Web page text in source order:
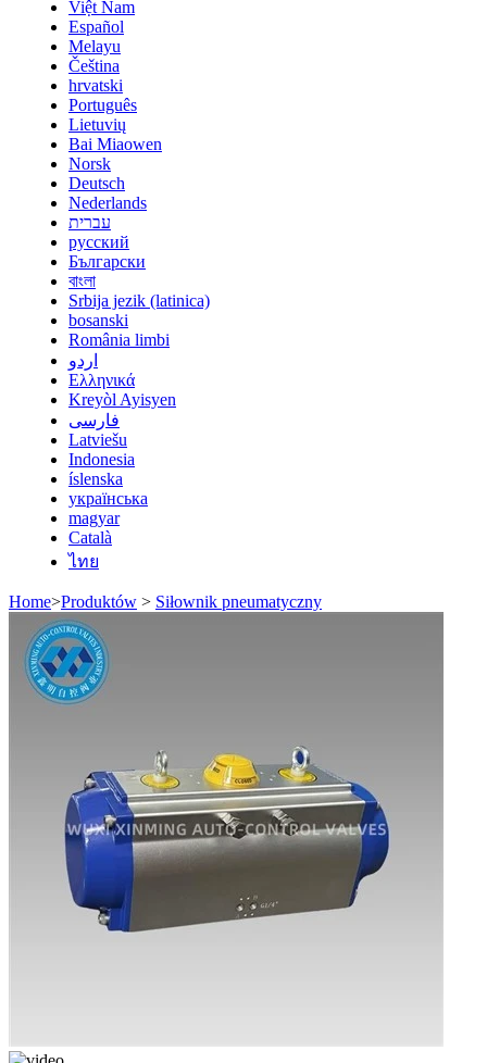
Việt Nam
Español
Melayu
Čeština
hrvatski
Português
Lietuvių
Bai Miaowen
Norsk
Deutsch
Nederlands
עברית
русский
Български
বাংলা
Srbija jezik (latinica)
bosanski
România limbi
اردو
Ελληνικά
Kreyòl Ayisyen
فارسی
Latviešu
Indonesia
íslenska
українська
magyar
Català
ไทย
Home>Produktów > Siłownik pneumatyczny